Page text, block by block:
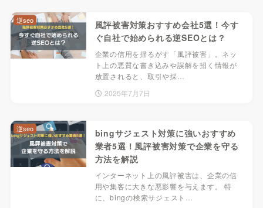
風評被害対策おすすめ会社5選！今す
ぐ自社で始められる逆SEOとは？
企業の信用を揺るがす「風評被害」。ネッ
ト上の悪質な書き込みや誤解を招く情報が
放置されると、取引や採…
2025年7月7日
逆seo
bingサジェスト対策に強いおすすめ
業者5選！風評被害対策で企業を守る
方法を解説
インターネット上の風評被害は、企業の信
用や集客に大きな悪影響を与えます。 特
に、bingの検索サジェスト…
逆seo